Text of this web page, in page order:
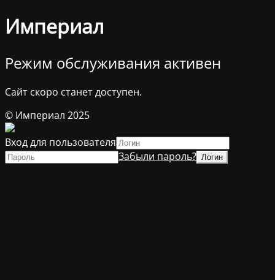
Империал
Режим обслуживания активен
Сайт скоро станет доступен.
© Империал 2025
Вход для пользователя
Забыли пароль?